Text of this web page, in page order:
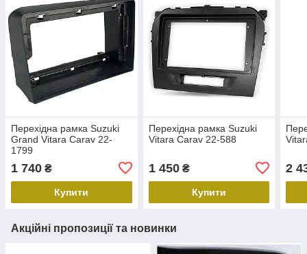
Перехідна рамка Suzuki
Grand Vitara Carav 22-
1799
1 740 ₴
Купити
Перехідна рамка Suzuki
Vitara Carav 22-588
1 450₴
Купити
2
Акційні пропозиції та новинки